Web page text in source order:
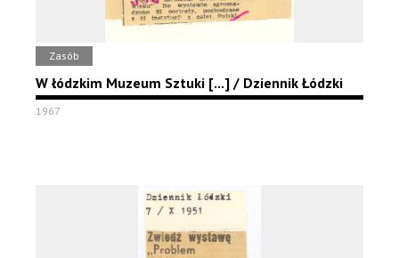
Zasób
W łódzkim Muzeum Sztuki [...] / Dziennik Łódzki
1967